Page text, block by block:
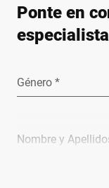
Ponte en
Género *
Nombre y